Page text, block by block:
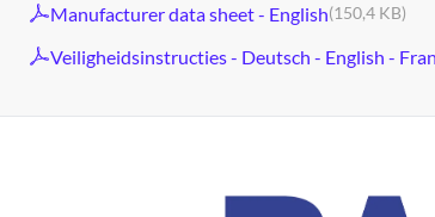
Manufacturer data sheet - English(150,4 KB)
Veiligheidsinstructies - Deutsch - English -